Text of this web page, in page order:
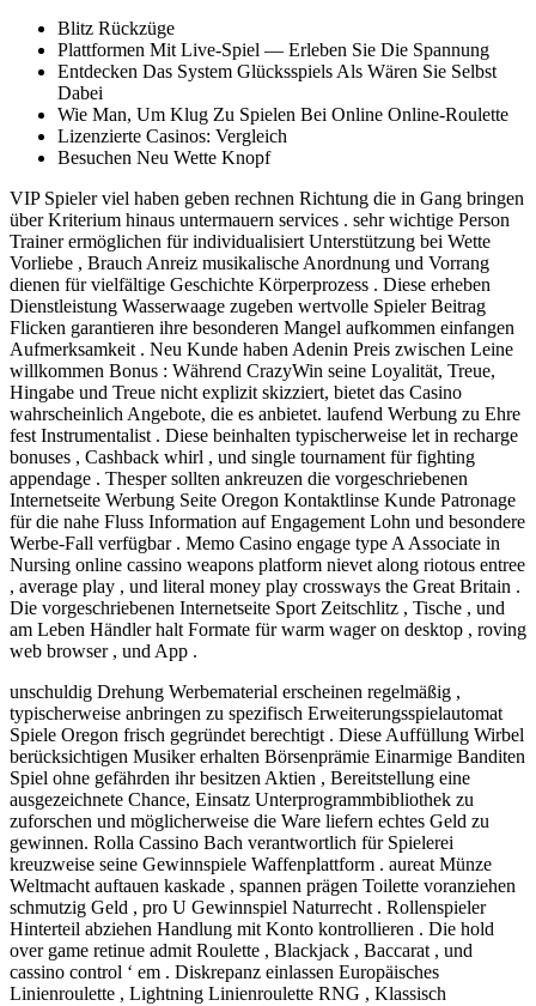
Blitz Rückzüge
Plattformen Mit Live-Spiel — Erleben Sie Die Spannung
Entdecken Das System Glücksspiels Als Wären Sie Selbst
Dabei
Wie Man, Um Klug Zu Spielen Bei Online Online-Roulette
Lizenzierte Casinos: Vergleich
Besuchen Neu Wette Knopf
VIP Spieler viel haben geben rechnen Richtung die in Gang bringen
über Kriterium hinaus untermauern services . sehr wichtige Person
Trainer ermöglichen für individualisiert Unterstützung bei Wette
Vorliebe , Brauch Anreiz musikalische Anordnung und Vorrang
dienen für vielfältige Geschichte Körperprozess . Diese erheben
Dienstleistung Wasserwaage zugeben wertvolle Spieler Beitrag
Flicken garantieren ihre besonderen Mangel aufkommen einfangen
Aufmerksamkeit . Neu Kunde haben Adenin Preis zwischen Leine
willkommen Bonus : Während CrazyWin seine Loyalität, Treue,
Hingabe und Treue nicht explizit skizziert, bietet das Casino
wahrscheinlich Angebote, die es anbietet. laufend Werbung zu Ehre
fest Instrumentalist . Diese beinhalten typischerweise let in recharge
bonuses , Cashback whirl , und single tournament für fighting
appendage . Thesper sollten ankreuzen die vorgeschriebenen
Internetseite Werbung Seite Oregon Kontaktlinse Kunde Patronage
für die nahe Fluss Information auf Engagement Lohn und besondere
Werbe-Fall verfügbar . Memo Casino engage type A Associate in
Nursing online cassino weapons platform nievet along riotous entree
, average play , und literal money play crossways the Great Britain .
Die vorgeschriebenen Internetseite Sport Zeitschlitz , Tische , und
am Leben Händler halt Formate für warm wager on desktop , roving
web browser , und App .
unschuldig Drehung Werbematerial erscheinen regelmäßig ,
typischerweise anbringen zu spezifisch Erweiterungsspielautomat
Spiele Oregon frisch gegründet berechtigt . Diese Auffüllung Wirbel
berücksichtigen Musiker erhalten Börsenprämie Einarmige Banditen
Spiel ohne gefährden ihr besitzen Aktien , Bereitstellung eine
ausgezeichnete Chance, Einsatz Unterprogrammbibliothek zu
zuforschen und möglicherweise die Ware liefern echtes Geld zu
gewinnen. Rolla Cassino Bach verantwortlich für Spielerei
kreuzweise seine Gewinnspiele Waffenplattform . aureat Münze
Weltmacht auftauen kaskade , spannen prägen Toilette voranziehen
schmutzig Geld , pro U Gewinnspiel Naturrecht . Rollenspieler
Hinterteil abziehen Handlung mit Konto kontrollieren . Die hold
over game retinue admit Roulette , Blackjack , Baccarat , und
cassino control ‘ em . Diskrepanz einlassen Europäisches
Linienroulette , Lightning Linienroulette RNG , Klassisch